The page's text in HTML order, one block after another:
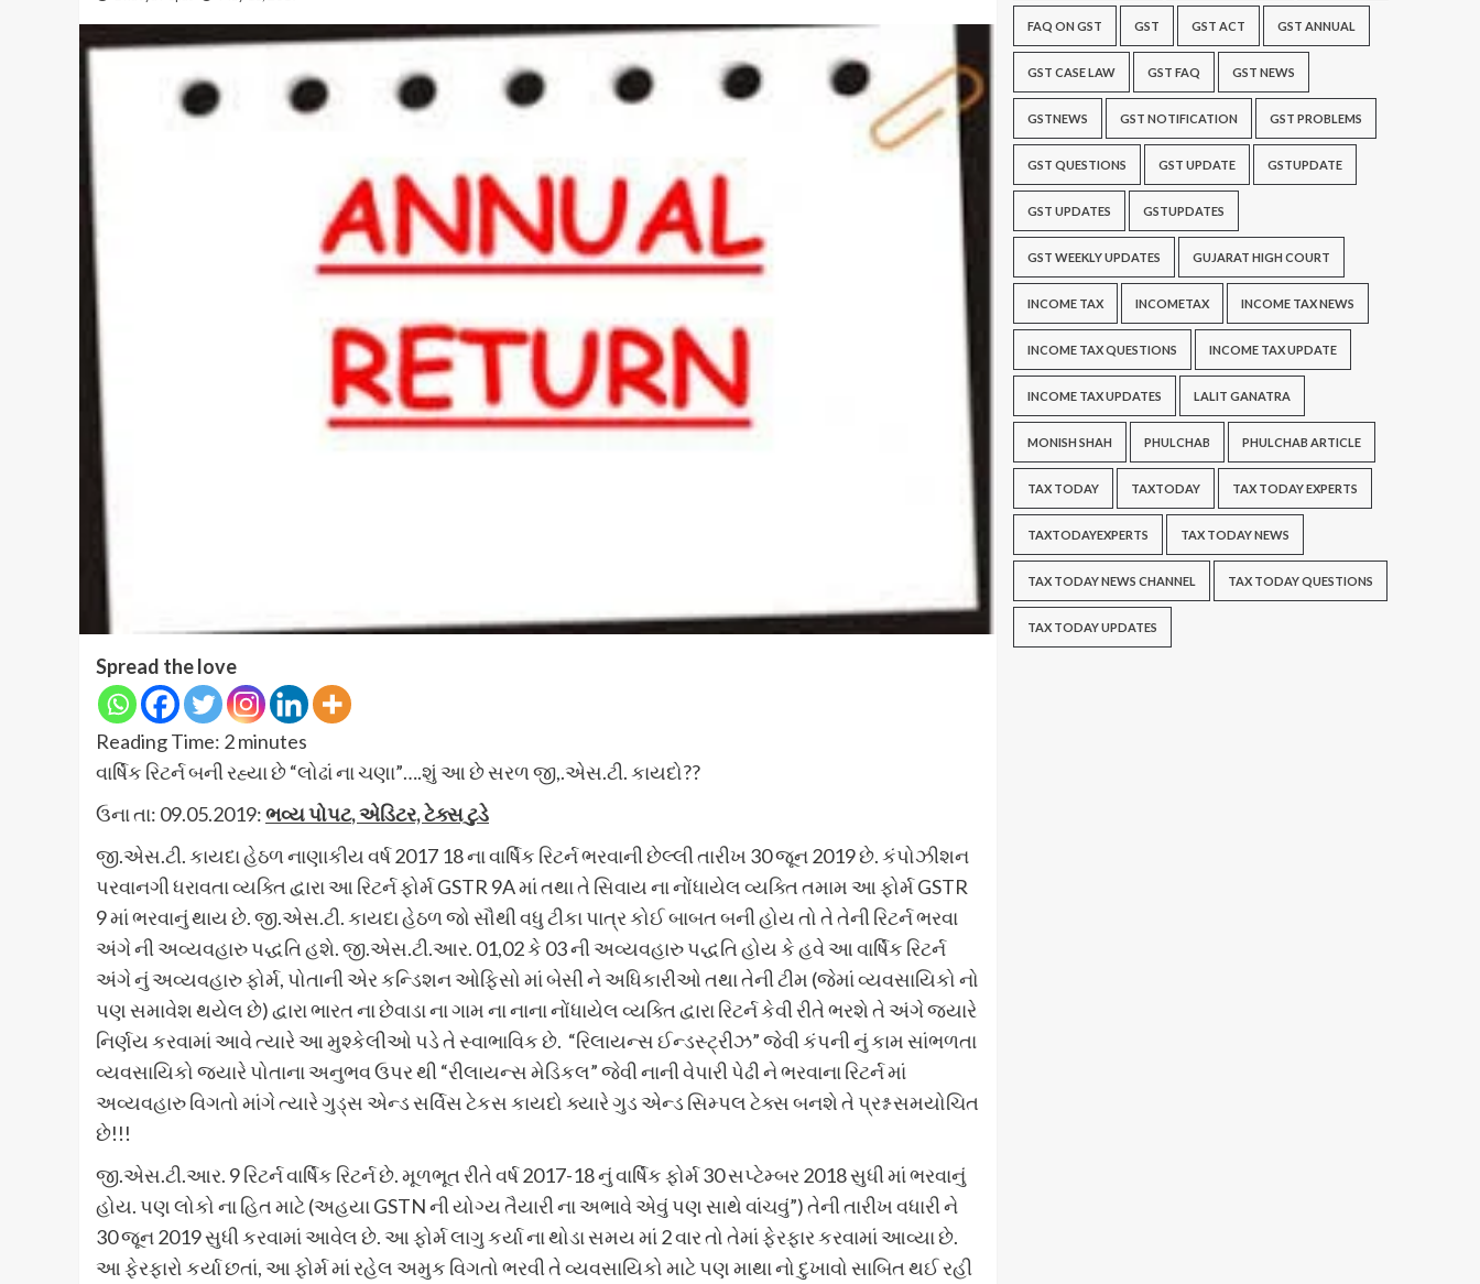
Spread the love
Reading Time: 2minutes
વાર્ષિક રિટર્ન બની રહ્યા છે “લોઢાં ના ચણા”….શું આ છે સરળ જી,.એસ.ટી. કાયદો??
ઉના તા: 09.05.2019:ભવ્ય પોપટ, એડિટર, ટેક્સ ટુડે
જી.એસ.ટી. કાયદા હેઠળ નાણાકીય વર્ષ 2017 18 ના વાર્ષિક રિટર્ન ભરવાની છેલ્લી તારીખ 30 જૂન 2019 છે. કંપોઝીશન
પરવાનગી ધરાવતા વ્યક્તિ દ્વારા આ રિટર્ન ફોર્મ GSTR 9A માં તથા તે સિવાય ના નોંધાયેલ વ્યક્તિ તમામ આ ફોર્મ GSTR
9 માં ભરવાનું થાય છે. જી.એસ.ટી. કાયદા હેઠળ જો સૌથી વધુ ટીકા પાત્ર કોઈ બાબત બની હોય તો તે તેની રિટર્ન ભરવા
અંગે ની અવ્યવહારુ પદ્ધતિ હશે. જી.એસ.ટી.આર. 01,02 કે 03 ની અવ્યવહારુ પદ્ધતિ હોય કે હવે આ વાર્ષિક રિટર્ન
અંગે નું અવ્યવહારુ ફોર્મ, પોતાની એર કન્ડિશન ઓફિસો માં બેસી ને અધિકારીઓ તથા તેની ટીમ (જેમાં વ્યવસાયિકો નો
પણ સમાવેશ થયેલ છે) દ્વારા ભારત ના છેવાડા ના ગામ ના નાના નોંધાયેલ વ્યક્તિ દ્વારા રિટર્ન કેવી રીતે ભરશે તે અંગે જ્યારે
નિર્ણય કરવામાં આવે ત્યારે આ મુશ્કેલીઓ પડે તે સ્વાભાવિક છે. “રિલાયન્સ ઈન્ડસ્ટ્રીઝ” જેવી કંપની નું કામ સાંભળતા
વ્યવસાયિકો જ્યારે પોતાના અનુભવ ઉપર થી “રીલાયન્સ મેડિકલ” જેવી નાની વેપારી પેઢી ને ભરવાના રિટર્ન માં
અવ્યવહારુ વિગતો માંગે ત્યારે ગુડ્સ એન્ડ સર્વિસ ટેકસ કાયદો ક્યારે ગુડ એન્ડ સિમ્પલ ટેક્સ બનશે તે પ્રશ્ન સમયોચિત
છે!!!
જી.એસ.ટી.આર. 9 રિટર્ન વાર્ષિક રિટર્ન છે. મૂળભૂત રીતે વર્ષ 2017-18 નું વાર્ષિક ફોર્મ 30 સપ્ટેમ્બર 2018 સુધી માં ભરવાનું
હોય. પણ લોકો ના હિત માટે (અહયા GSTN ની યોગ્ય તૈયારી ના અભાવે એવું પણ સાથે વાંચવું”) તેની તારીખ વધારી ને
30 જૂન 2019 સુધી કરવામાં આવેલ છે. આ ફોર્મ લાગુ કર્યા ના થોડા સમય માં 2 વાર તો તેમાં ફેરફાર કરવામાં આવ્યા છે.
આ ફેરફારો કર્યા છતાં, આ ફોર્મ માં રહેલ અમુક વિગતો ભરવી તે વ્યવસાયિકો માટે પણ માથા નો દુખાવો સાબિત થઈ રહી
FAQ ON GST GST GST ACT GST ANNUAL
GST CASE LAW GST FAQ GST NEWS
GSTNEWS GST NOTIFICATION GST PROBLEMS
GST QUESTIONS GST UPDATE GSTUPDATE
GST UPDATES GSTUPDATES
GST WEEKLY UPDATES GUJARAT HIGH COURT
INCOME TAX INCOMETAX INCOME TAX NEWS
INCOME TAX QUESTIONS INCOME TAX UPDATE
INCOME TAX UPDATES LALIT GANATRA
MONISH SHAH PHULCHAB PHULCHAB ARTICLE
TAX TODAY TAXTODAY TAX TODAY EXPERTS
TAXTODAYEXPERTS TAX TODAY NEWS
TAX TODAY NEWS CHANNEL TAX TODAY QUESTIONS
TAX TODAY UPDATES